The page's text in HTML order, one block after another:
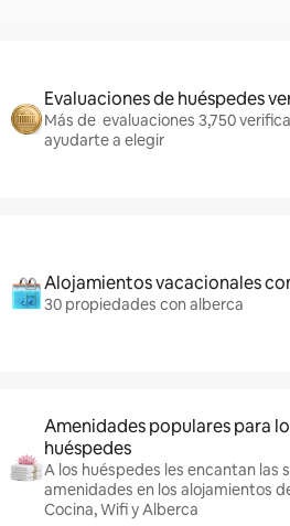
Evaluaciones de huéspedes
Más de evaluaciones 3,750
ayudarte a elegir
Alojamientos vacacionales
30 propiedades con alberca
Amenidades populares para
huéspedes
A los huéspedes les encantan las
amenidades en los alojamientos
Cocina, Wifi y Alberca